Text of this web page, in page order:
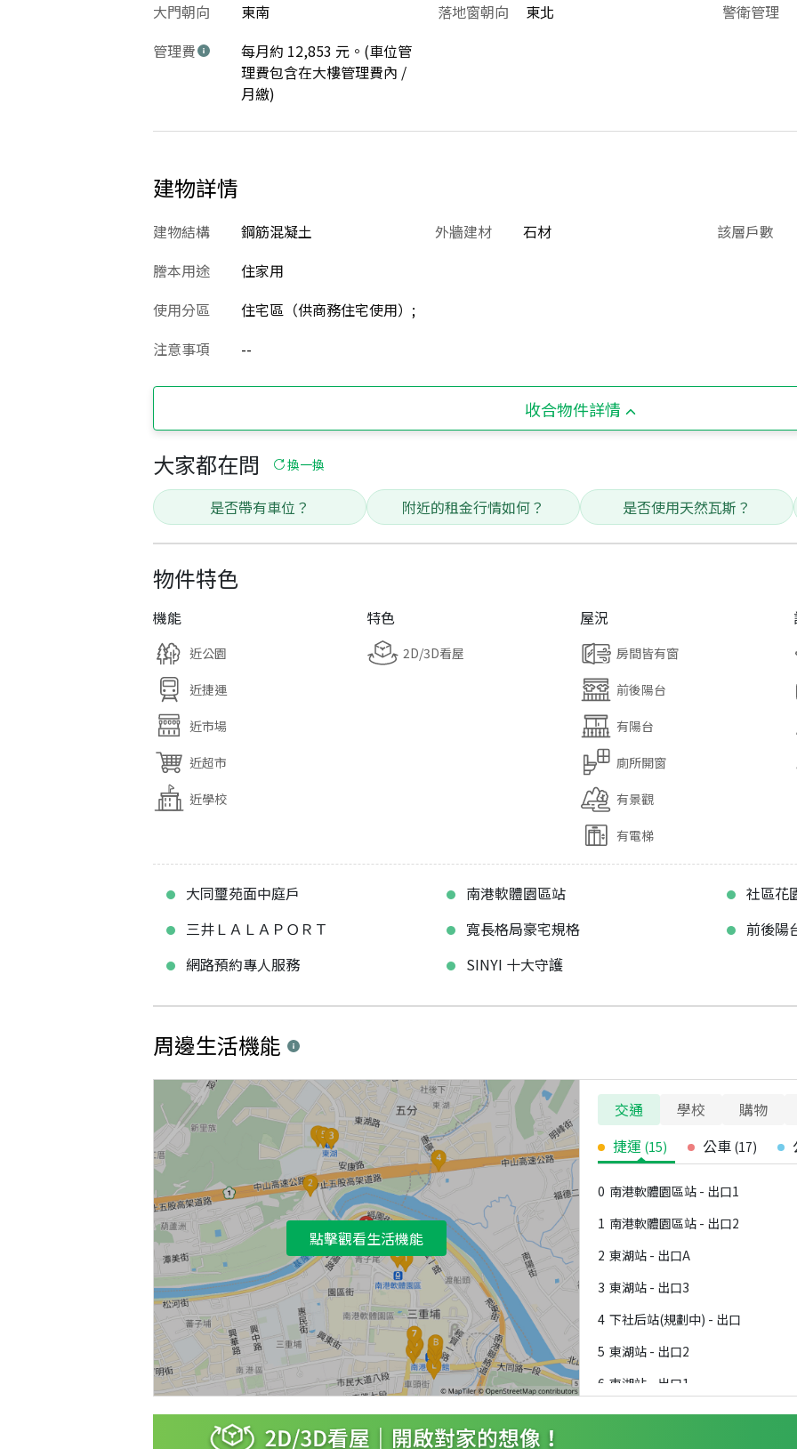
大門朝向
東南 落地窗朝向 東北
警衛管理
管理費
每月約 12,853 元。(車位管
理費包含在大樓管理費內 /
月繳)
建物詳情
建物結構 鋼筋混凝土 外牆建材 石材
該層戶數
謄本用途
住家用
使用分區
住宅區（供商務住宅使用）;
注意事項
--
收合物件詳情
大家都在問 換一換
是否帶有車位？ 附近的租金行情如何？ 是否使用天然瓦斯？
物件特色
機能
近公園
近捷運
近市場
近超市
近學校
特色
2D/3D看屋
屋況
房間皆有窗
前後陽台
有陽台
廁所開窗
有景觀
有電梯
大同璽苑面中庭戶 南港軟體園區站
社區花
三井ＬＡＬＡＰＯＲＴ
寬長格局豪宅規格
前後陽
網路預約專人服務
SINYI 十大守護
周邊生活機能
點擊觀看生活機能
交通 學校
購物
捷運 (15) 公車 (17)
0 南港軟體園區站 - 出口1
1 南港軟體園區站 - 出口2
2 東湖站 - 出口A
3 東湖站 - 出口3
4 下社后站(規劃中) - 出口
5 東湖站 - 出口2
6 東湖站 - 出口1
7 南港展覽館站 - 出口1